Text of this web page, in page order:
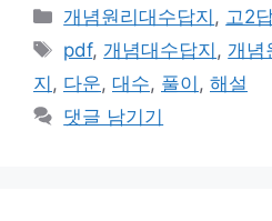
카
테
고
리
개념원리대수답지 , 고2
태
그
pdf, 개념대수답지 , 개념
지 , 다운, 대수, 풀이 , 해설
댓글 남기기